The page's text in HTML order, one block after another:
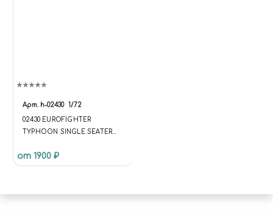
Арт. h-02430 1/72
02430 EUROFIGHTER
TYPHOON SINGLE SEATER
2022` (LIMITED EDITION) 1/72
(УЦЕНКА) КУПИТЬ В МОСКВЕ
от 1900 ₽